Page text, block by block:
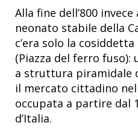
Alla fine dell’800
neonato stabile della
c’era solo la cosiddetta
(Piazza del ferro
a struttura piramidale
il mercato cittadino
occupata a partire dal
d’Italia.